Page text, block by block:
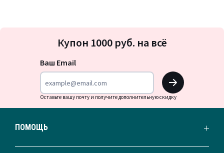
на
Купон 1000 руб. на всё
Ваш Email
OK
Оставьте вашу почту и получите дополнительную скидку
ПОМОЩЬ